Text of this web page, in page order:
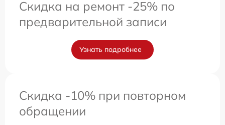
Скидка на ремонт -25% по
предварительной записи
Узнать подробнее
Скидка -10% при повторном
обращении